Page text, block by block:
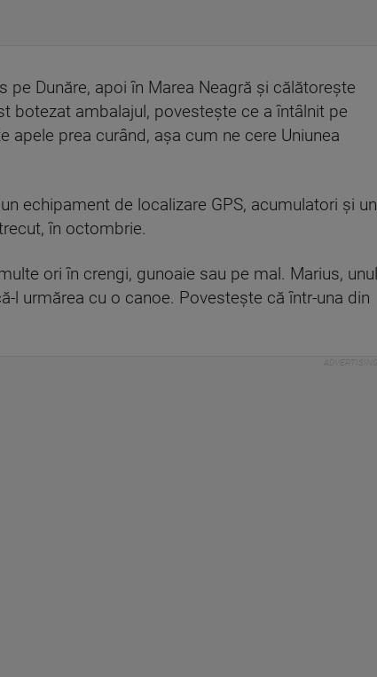
pe Dunăre, apoi în Marea Neagră și călătorește
botezat ambalajul, povestește ce a întâlnit pe
prea curând, așa cum ne cere Uniunea
echipament de localizare GPS, acumulatori și un
în octombrie.
ori în crengi, gunoaie sau pe mal. Marius, unul
l urmărea cu o canoe. Povestește că într-una din